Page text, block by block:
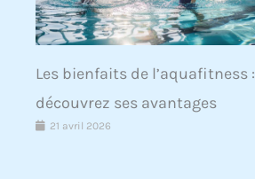
Les bienfaits de l’aquafitness :
découvrez ses avantages
21 avril 2026